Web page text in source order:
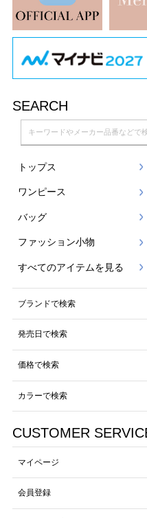
SEARCH
トップス
ワンピース
バッグ
ファッション小物
すべてのアイテムを見る
ブランドで検索
発売日で検索
価格で検索
カラーで検索
CUSTOMER
マイページ
会員登録